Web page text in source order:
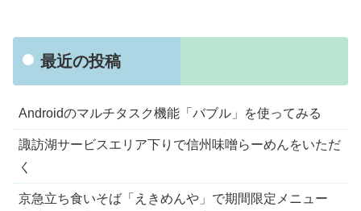
最近の投稿
Androidのマルチタスク機能「バブル」を使ってみる
諏訪湖サービスエリア下りで信州味噌らーめんをいただ
く
京急立ち食いそば「えきめんや」で期間限定メニュー